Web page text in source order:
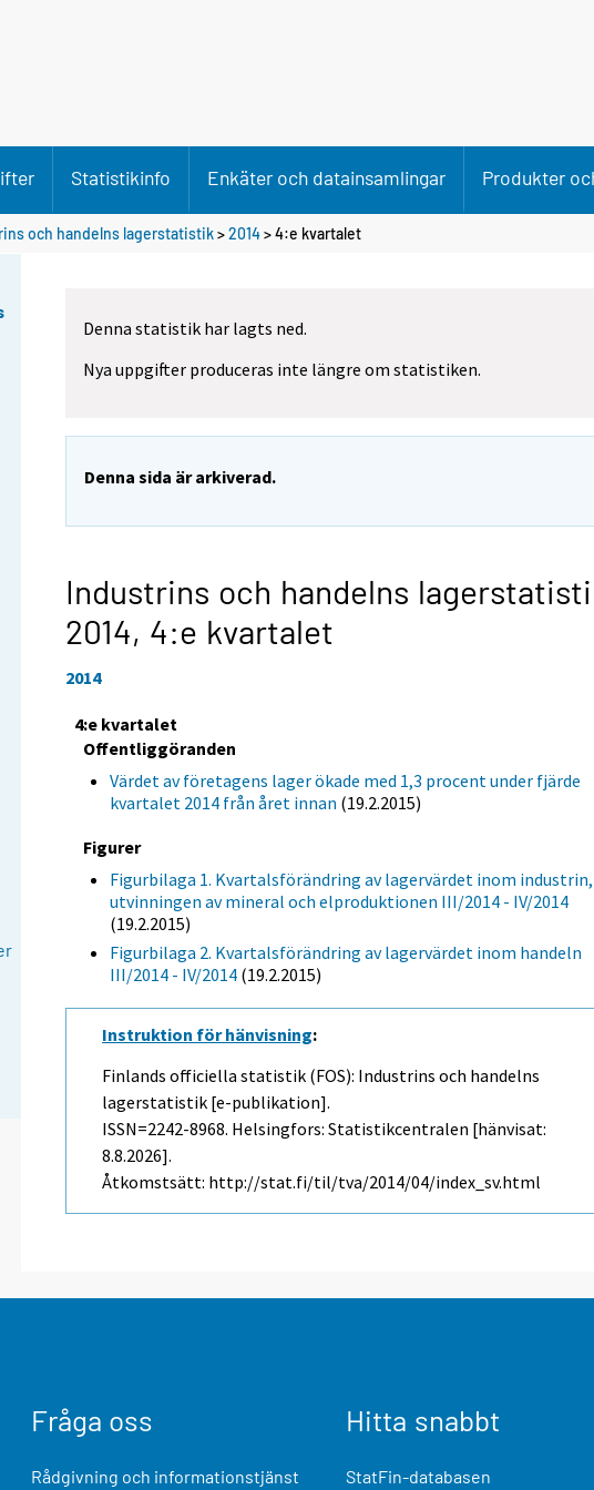
Statistikinfo Enkäter och datainsamlingar Produkter
och handelns lagerstatistik>2014>4:e kvartalet
Denna statistik har lagts ned.
Nya uppgifter produceras inte längre om statistiken.
Denna sida är arkiverad.
Industrins och handelns
2014, 4:e kvartalet
2014
4:e kvartalet
Offentliggöranden
Värdet av företagens lager ökade med 1,3 procent under fjärde
kvartalet 2014 från året innan (19.2.2015)
Figurer
Figurbilaga 1. Kvartalsförändring av lagervärdet inom industrin,
utvinningen av mineral och elproduktionen III/2014 - IV/2014
(19.2.2015)
Figurbilaga 2. Kvartalsförändring av lagervärdet inom handeln
III/2014 - IV/2014 (19.2.2015)
Instruktion för hänvisning:
Finlands officiella statistik (FOS): Industrins och handelns
lagerstatistik [e-publikation].
ISSN=2242-8968. Helsingfors: Statistikcentralen [hänvisat:
8.8.2026].
Åtkomstsätt: http://stat.fi/til/tva/2014/04/index_sv.html
Fråga oss
Rådgivning och informationstjänst
Hitta snabbt
StatFin-databasen